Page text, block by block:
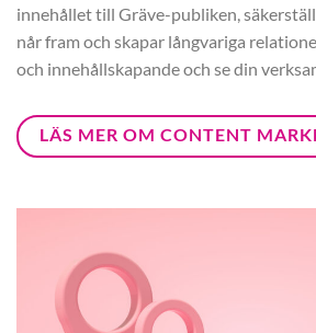
innehållet till Gräve-publiken,
når fram och skapar långvariga
och innehållskapande och se din
LÄS MER OM CONTENT